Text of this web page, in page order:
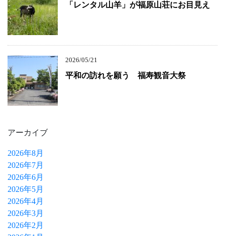
「レンタル山羊」が福原山荘にお目見え
2026/05/21
平和の訪れを願う 福寿観音大祭
アーカイブ
2026年8月
2026年7月
2026年6月
2026年5月
2026年4月
2026年3月
2026年2月